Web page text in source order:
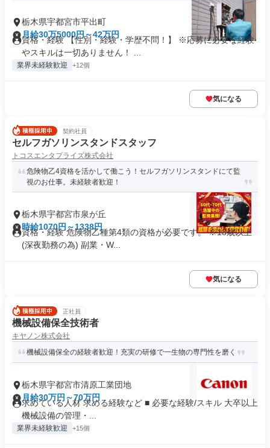
栃木県宇都宮市平出町
月給30万5000円～42万円
資格・経験 【性別・経験・学歴不問！】 ※応募に必要な経験
やスキルは一切ありません！ ...
業界未経験歓迎 +12個
気になる
契約社員
セルフガソリンスタンドスタッフ
トコスエンタプライズ株式会社
危険物乙4資格を活かして働こう！セルフガソリンスタンドにて監
視のお仕事。未経験者歓迎！
栃木県宇都宮市泉が丘
時給1070円～1338円
資格・経験 危険物乙種第4類の資格が必要です。 ※18歳以上
(深夜勤務の為) 副業・W...
気になる
正社員
機械設備保全技術者
キヤノン株式会社
機械設備保全の経験者歓迎！充実の研修で一生物の専門性を磨く
栃木県宇都宮市清原工業団地
月給30万円～70万円
求めている人材 求める経験など ■ 必要な経験/スキル 大卒以上
機械設備の管理・...
業界未経験歓迎 +15個